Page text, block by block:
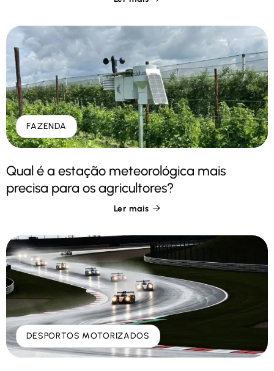
FAZENDA
Qual é a estação meteorológica mais
precisa para os agricultores?
Ler mais 
DESPORTOS MOTORIZADOS